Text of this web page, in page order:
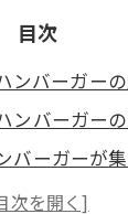
目次
ンバーガー
ンバーガー
バーガーが
たバーガー